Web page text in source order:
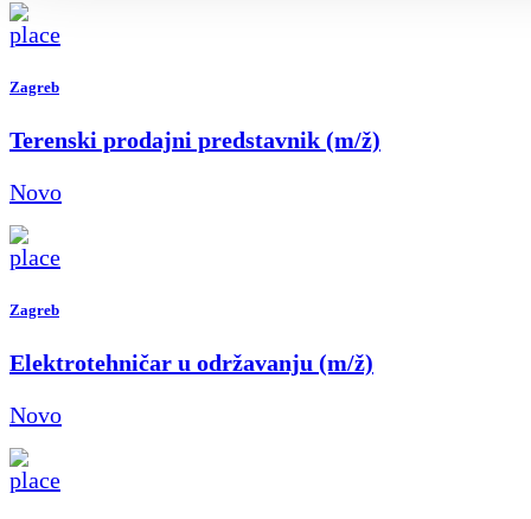
Zagreb
Terenski prodajni predstavnik (m/ž)
Novo
Zagreb
Elektrotehničar u održavanju (m/ž)
Novo